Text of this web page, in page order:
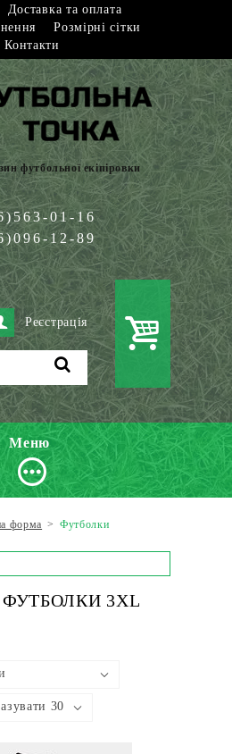
Доставка та оплата
Розмірні сітки
Контакти
футбольної екіпіровки
01-16
12-89
Реєстрація
Меню
форма > Футболки
3XL
30